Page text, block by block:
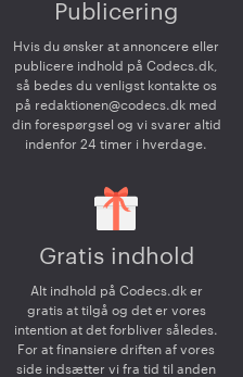
Publicering
Hvis du ønsker at annoncere eller
publicere indhold på Codecs.dk,
så bedes du venligst kontakte os
på redaktionen@codecs.dk med
din forespørgsel og vi svarer altid
indenfor 24 timer i hverdage.
Gratis indhold
Alt indhold på Codecs.dk er
gratis at tilgå og det er vores
intention at det forbliver således.
For at finansiere driften af vores
side indsætter vi fra tid til anden